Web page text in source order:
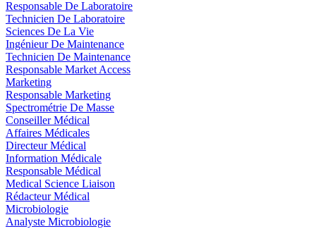
Responsable De Laboratoire
Technicien De Laboratoire
Sciences De La Vie
Ingénieur De Maintenance
Technicien De Maintenance
Responsable Market Access
Marketing
Responsable Marketing
Spectrométrie De Masse
Conseiller Médical
Affaires Médicales
Directeur Médical
Information Médicale
Responsable Médical
Medical Science Liaison
Rédacteur Médical
Microbiologie
Analyste Microbiologie